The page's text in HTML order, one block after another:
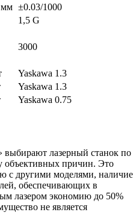
мм ±0.03/1000
1,5 G
3000
Yaskawa 1.3
Yaskawa 1.3
Yaskawa 0.75
лазерный станок по
объективных причин. Это
с другими моделями, наличие
обеспечивающих в
лазером экономию до 50%
не является